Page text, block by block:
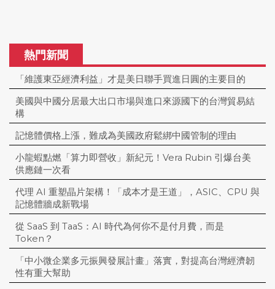
熱門新聞
「維護東亞經濟利益」才是美日聯手買進日圓的主要目的
美國與中國分居最大出口市場與進口來源國下的台灣貿易結
構
記憶體價格上漲，難成為美國政府鬆綁中國管制的理由
小龍蝦點燃「算力即營收」新紀元！Vera Rubin 引爆台美
供應鏈一次看
代理 AI 重塑晶片架構！「成本才是王道」，ASIC、CPU 與
記憶體牆成新戰場
從 SaaS 到 TaaS：AI 時代為何你不是付月費，而是
Token？
「中小微企業多元振興發展計畫」落實，對提高台灣經濟韌
性有重大幫助